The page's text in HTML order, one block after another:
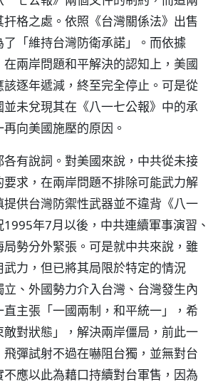
格之處。依照《台灣關係法》出售
「維持台灣防衛承諾」。而依據
在兩岸問題和平解決的認知上，美國
逐年遞減，終至完全停止。可是從
未兌現其在《八一七公報》中的承
向美國施壓的原因。
有說詞。對美國來說，中共從未接
求，在兩岸問題不排除可能武力解
供台灣防禦性武器並不違背《八一
年7月以後，中共連續軍事演習、
勢分外緊張。可是就中共來說，雖
力，但已將其局限於特定的情況
、外國勢力介入台灣、台灣發生內
主張「一國兩制，和平統一」，希
對狀態」，解決兩岸僵局，前此一
彈試射不過在嚇阻台獨，並無對台
應以此為藉口持續對台軍售，因為